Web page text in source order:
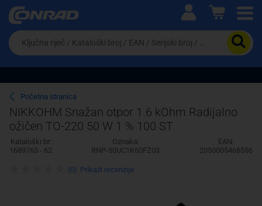
Ova postavka prilagođava asortiman proizvoda i
cijene vašim potrebama.
Pravno lice
Da
biste
potražili
proizvod,
unesite
ključnu
riječ,
kataloški
broj,
EAN
ili
Početna stranica
NIKKOHM Snažan otpor 1.6 kOhm Radijalno
ožičen TO-220 50 W 1 % 100 ST
Kataloški br:
1689763 - 62
Oznaka:
RNP-50UC1K60FZ03
EAN:
2050005468556
(0) Prikaži recenzije